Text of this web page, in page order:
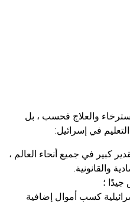
والعلاج فحسب ، بل
في إسرائيل:
كبير في جميع أنحاء العالم ،
والقانونية.
؛
كسب أموال إضافية